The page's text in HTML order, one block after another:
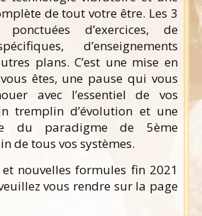
de tout votre être. Les 3
d’exercices, de
d’enseignements
plans. C’est une mise en
êtes, une pause qui vous
avec l’essentiel de vos
tremplin d’évolution et une
du paradigme de 5ème
de tous vos systèmes.
nouvelles formules fin 2021
vous rendre sur la page